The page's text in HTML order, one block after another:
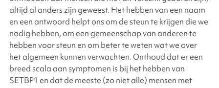
altijd al anders zijn geweest. Het hebben van een naam
en een antwoord helpt ons om de steun te krijgen die we
nodig hebben, om een gemeenschap van anderen te
hebben voor steun en om beter te weten wat we over
het algemeen kunnen verwachten. Onthoud dat er een
breed scala aan symptomen is bij het hebben van
SETBP1 en dat de meeste (zo niet alle) mensen met